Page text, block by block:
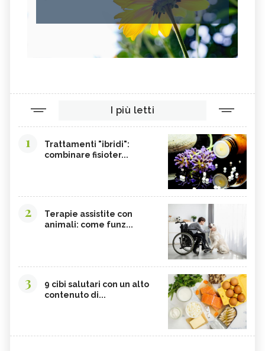
I più letti
1
Trattamenti "ibridi":
combinare fisioter...
2
Terapie assistite con
animali: come funz...
3
9 cibi salutari con un alto
contenuto di...